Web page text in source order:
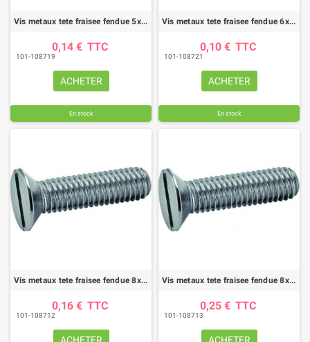
Vis metaux tete fraisee fendue 5x40 zn din963 (boite de 200)
0,14 € TTC
101-108719
ACHETER
En stock
Vis metaux tete fraisee fendue 6x20 zn din963 (boite de 200)
0,10 € TTC
101-108721
ACHETER
En stock
Vis metaux tete fraisee fendue 8x20 zn din963 (boite de 200)
0,16 € TTC
101-108712
Vis metaux tete fraisee fendue 8x40 zn din963 (boite de 200)
0,25 € TTC
101-108713